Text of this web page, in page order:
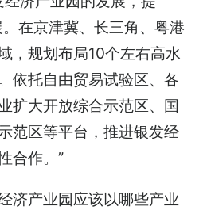
在京津冀、长三角、粤港
，规划布局10个左右高水
依托自由贸易试验区、各
扩大开放综合示范区、国
范区等平台，推进银发经
合作。”
济产业园应该以哪些产业